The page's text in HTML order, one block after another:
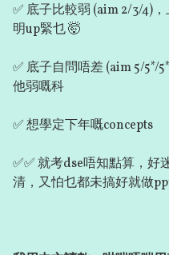
✅ 底子比較弱 (aim 2/3/4)
明up緊乜 🤯
✅ 底子自問唔差 (aim 5/5*/
他弱嘅科
✅ 想學定下年嘅concepts
✅✅ 就考dse唔知點算，
清，又怕乜都未搞好就做